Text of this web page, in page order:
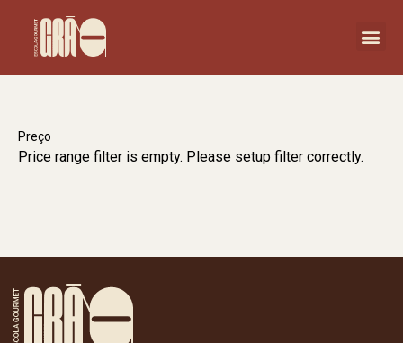
Preço
Price range filter is empty. Please setup filter correctly.